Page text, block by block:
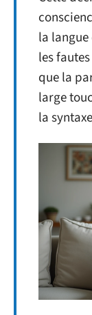
la langue
les
que la
large
la